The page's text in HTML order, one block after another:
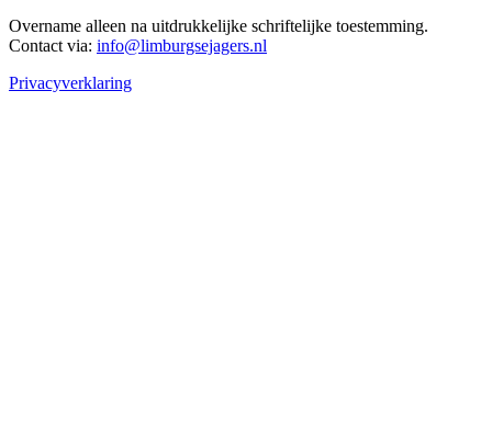
Overname alleen na uitdrukkelijke schriftelijke toestemming.
Contact via: info@limburgsejagers.nl
Privacyverklaring